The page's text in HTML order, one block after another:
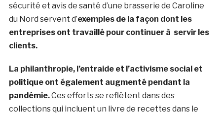
sécurité et avis de santé d’une brasserie de Caroline
du Nord servent d’exemples de la façon dont les
entreprises ont travaillé pour continuer à servir les
clients.
La philanthropie, l’entraide et l’activisme social et
politique ont également augmenté pendant la
pandémie.Ces efforts se reflètent dans des
collections qui incluent un livre de recettes dans le